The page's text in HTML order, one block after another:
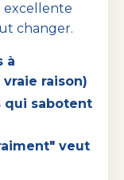
excellente
changer.
à
raison)
qui sabotent
veut